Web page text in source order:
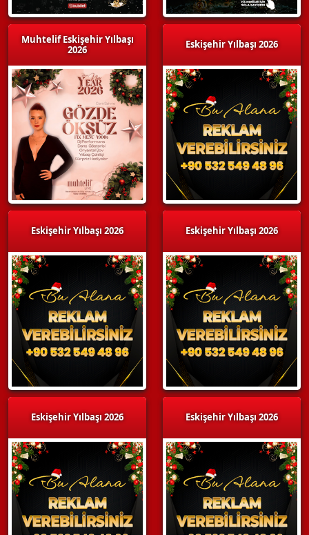
Muhtelif Eskişehir Yılbaşı
2026
Eskişehir Yılbaşı 2026
Eskişehir Yılbaşı 2026
Eskişehir Yılbaşı 2026
Eskişehir Yılbaşı 2026
Eskişehir Yılbaşı 2026